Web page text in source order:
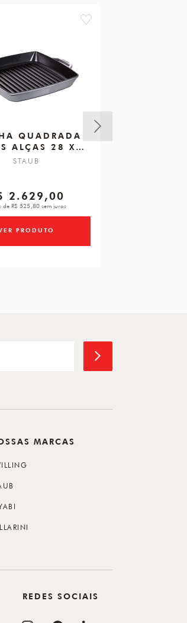
favorite
QUADRADA
ALÇAS 28 X
28CM
STAUB
2.629,00
de R$ 525,80 sem juros
PRODUTO
MARCAS
REDES SOCIAIS